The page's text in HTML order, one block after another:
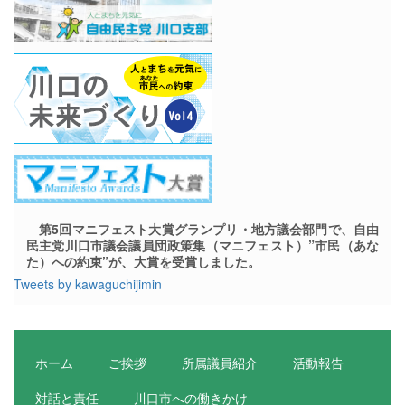
第5回マニフェスト大賞グランプリ・地方議会部門で、自由
民主党川口市議会議員団政策集（マニフェスト）”市民（あな
た）への約束”が、大賞を受賞しました。
Tweets by kawaguchijimin
ホーム ご挨拶 所属議員紹介
活動報告
対話と責任
川口市への働きかけ